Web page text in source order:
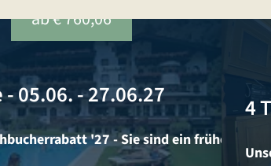
ab € 760,06
-05.06. - 27.06.27
'27 - Sie sind ein früher
4